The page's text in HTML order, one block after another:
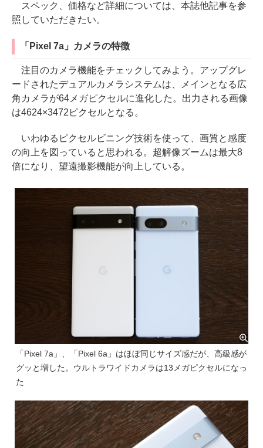
スペック、価格など詳細については、本誌他記事を参
照していただきたい。
「Pixel 7a」カメラの特徴
注目のカメラ機能をチェックしてみよう。アップグレ
ードされたデュアルカメラシステムは、メインとなる広
角カメラが64メガピクセルに進化した。出力される画像
は4624×3472ピクセルとなる。
いわゆるピクセルビニング技術を使って、画質と感度
の向上を図っていると思われる。超解像ズームは最大8
倍になり、望遠撮影機能が向上している。
「Pixel 7a」、「Pixel 6a」はほぼ同じサイズ感だが、高級感が
グッと増した。ウルトラワイドカメラは13メガピクセルになっ
た